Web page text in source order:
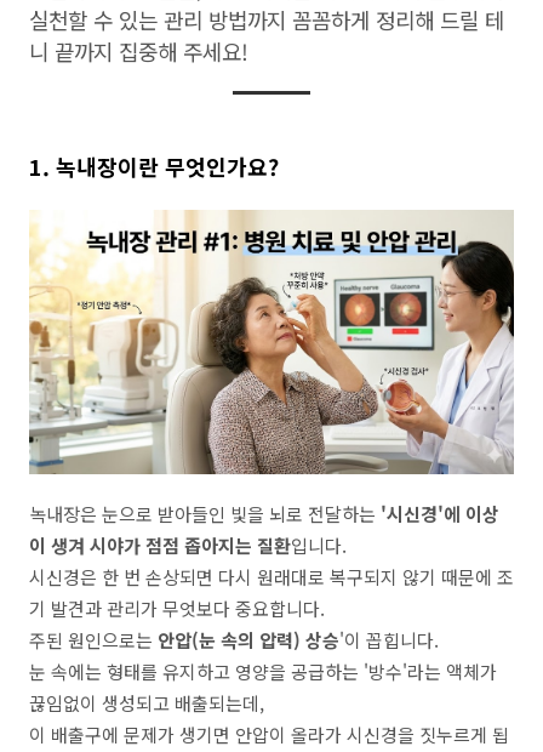
실천할 수 있는 관리 방법까지 꼼꼼하게 정리해 드릴 테
니 끝까지 집중해 주세요!
1. 녹내장이란 무엇인가요?
녹내장은 눈으로 받아들인 빛을 뇌로 전달하는 '시신경'에 이상
이 생겨 시야가 점점 좁아지는 질환입니다.
시신경은 한 번 손상되면 다시 원래대로 복구되지 않기 때문에 조
기 발견과 관리가 무엇보다 중요합니다.
주된 원인으로는 안압(눈 속의 압력) 상승'이 꼽힙니다.
눈 속에는 형태를 유지하고 영양을 공급하는 '방수'라는 액체가
끊임없이 생성되고 배출되는데,
이 배출구에 문제가 생기면 안압이 올라가 시신경을 짓누르게 됩